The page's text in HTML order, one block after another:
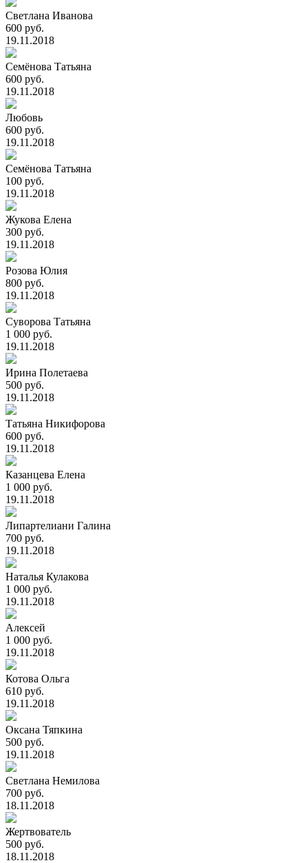
Светлана Иванова
600 руб.
19.11.2018
Семёнова Татьяна
600 руб.
19.11.2018
Любовь
600 руб.
19.11.2018
Семёнова Татьяна
100 руб.
19.11.2018
Жукова Елена
300 руб.
19.11.2018
Розова Юлия
800 руб.
19.11.2018
Суворова Татьяна
1 000 руб.
19.11.2018
Ирина Полетаева
500 руб.
19.11.2018
Татьяна Никифорова
600 руб.
19.11.2018
Казанцева Елена
1 000 руб.
19.11.2018
Липартелиани Галина
700 руб.
19.11.2018
Наталья Кулакова
1 000 руб.
19.11.2018
Алексей
1 000 руб.
19.11.2018
Котова Ольга
610 руб.
19.11.2018
Оксана Тяпкина
500 руб.
19.11.2018
Светлана Немилова
700 руб.
18.11.2018
Жертвователь
500 руб.
18.11.2018